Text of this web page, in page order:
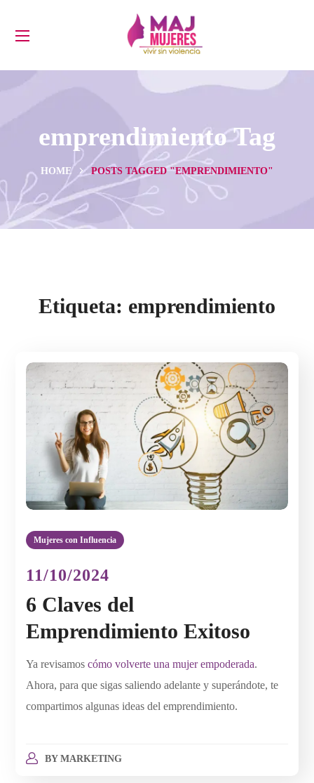
emprendimiento Tag
HOME POSTS TAGGED "EMPRENDIMIENTO"
Etiqueta: emprendimiento
Mujeres con Influencia
11/10/2024
6 Claves del
Emprendimiento Exitoso
Ya revisamoscómo volverte una mujer empoderada.
Ahora, para que sigas saliendo adelante y superándote, te
compartimos algunas ideas del emprendimiento.
BY MARKETING